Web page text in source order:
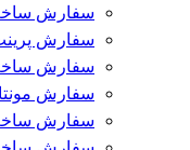
سفارش
سفارش
سفارش
سفارش
سفارش